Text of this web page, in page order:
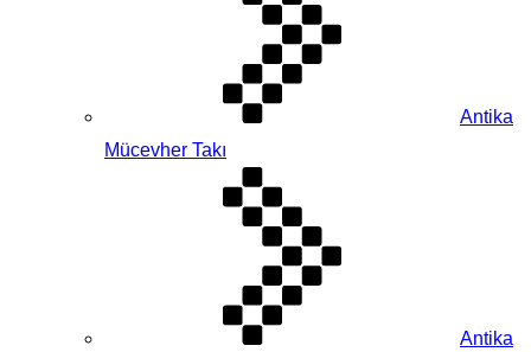
Antika
Mücevher Takı
Antika